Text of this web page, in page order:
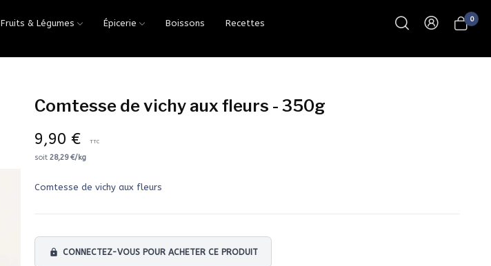
Fruits & Légumes Épicerie Boissons Recettes 0
Comtesse de vichy aux fleurs - 350g
9,90 € TTC
soit 28,29 €/kg
Comtesse de vichy aux fleurs
lock CONNECTEZ-VOUS POUR ACHETER CE PRODUIT